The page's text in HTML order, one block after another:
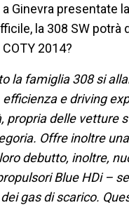
Ginevra presentate
la 308 SW
2014?
la famiglia 308 si
e driving
propria delle vetture
Offre inoltre
debutto, inoltre,
Blue HDi –
gas di scarico.